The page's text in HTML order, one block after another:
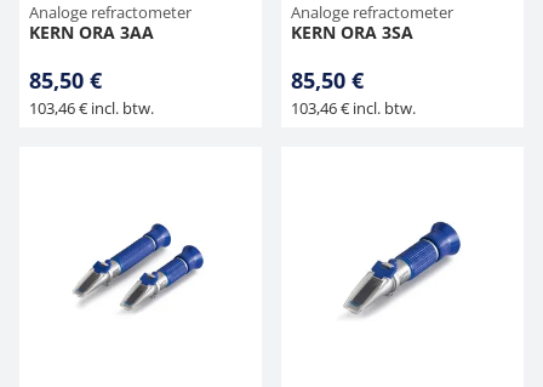
Analoge refractometer
KERN ORA 3AA
85,50 €
103,46 € incl. btw.
Analoge refractometer
KERN ORA 3SA
85,50 €
103,46 € incl. btw.